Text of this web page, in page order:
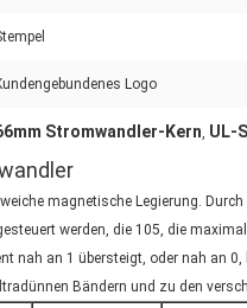
Logo
Stromwandler-Kern, UL-
magnetische Legierung.
werden, die 105, die
nah an 1 übersteigt, oder nah an
Bändern und zu den